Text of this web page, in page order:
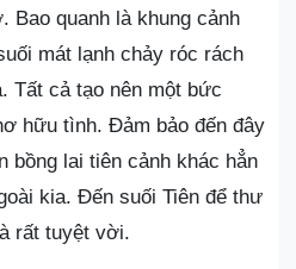
Bao quanh là khung cảnh
mát lạnh chảy róc rách
Tất cả tạo nên một bức
hữu tình. Đảm bảo đến đây
bồng lai tiên cảnh khác hẳn
kia. Đến suối Tiên để thư
rất tuyệt vời.